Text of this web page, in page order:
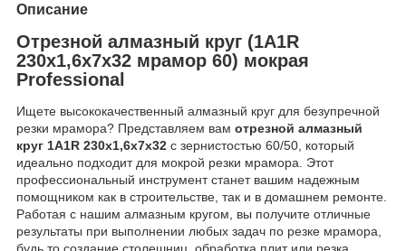
Описание
Отрезной алмазный круг (1A1R
230x1,6x7x32 мрамор 60) мокрая
Professional
Ищете высококачественный алмазный круг для безупречной
резки мрамора? Представляем вам отрезной алмазный
круг 1A1R 230x1,6x7x32 с зернистостью 60/50, который
идеально подходит для мокрой резки мрамора. Этот
профессиональный инструмент станет вашим надежным
помощником как в строительстве, так и в домашнем ремонте.
Работая с нашим алмазным кругом, вы получите отличные
результаты при выполнении любых задач по резке мрамора,